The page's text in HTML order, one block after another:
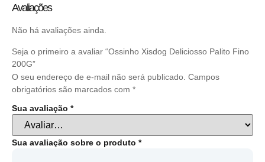
Avaliações
Não há avaliações ainda.
Seja o primeiro a avaliar “Ossinho Xisdog Deliciosso Palito Fino
200G”
O seu endereço de e-mail não será publicado. Campos
obrigatórios são marcados com *
Sua avaliação *
Sua avaliação sobre o produto *